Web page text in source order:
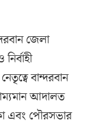
জেলা
বান্দরবান
আদালত
এবং পৌরসভার